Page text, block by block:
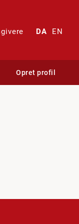
DA EN
Opret profil